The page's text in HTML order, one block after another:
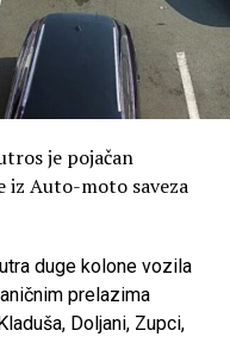
je pojačan
iz Auto-moto saveza
duge kolone vozila
prelazima
Doljani, Zupci,